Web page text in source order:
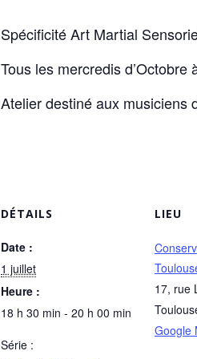
Spécificité Art Martial
Tous les mercredis d’Octobre
Atelier destiné aux musiciens
DÉTAILS
Date :
1 juillet
Heure :
18 h 30 min - 20 h 00 min
Série :
LIEU
17, rue
Google